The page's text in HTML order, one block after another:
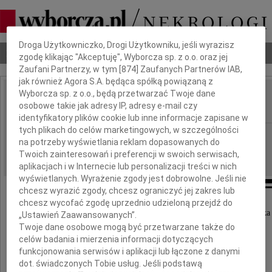
Nekrologi Odeszli Poradnik pogrzebowy
IMIĘ I NAZWISKO: Andrzej Pawlina
REGION: Gdańsk
DATA EMISJI: 13.10.2011
Z głębokim żalem zawiadamiamy, że dnia 10
odszedł nasz kochany Mąż, Tata i Dziadek
Dbamy o Twoją prywatność
Droga Użytkowniczko, Drogi Użytkowniku, jeśli wyrazisz
zgodę klikając "Akceptuję", Wyborcza sp. z o.o. oraz jej
Zaufani Partnerzy, w tym [874 ] Zaufanych Partnerów IAB,
jak również Agora S.A. będąca spółką powiązaną z
Wyborcza sp. z o.o., będą przetwarzać Twoje dane
osobowe takie jak adresy IP, adresy e-mail czy
identyfikatory plików cookie lub inne informacje zapisane w
tych plikach do celów marketingowych, w szczególności
na potrzeby wyświetlania reklam dopasowanych do
Twoich zainteresowań i preferencji w swoich serwisach,
aplikacjach i w Internecie lub personalizacji treści w nich
wyświetlanych. Wyrażenie zgody jest dobrowolne. Jeśli nie
chcesz wyrazić zgody, chcesz ograniczyć jej zakres lub
chcesz wycofać zgodę uprzednio udzieloną przejdź do
„Ustawień Zaawansowanych”.
Twoje dane osobowe mogą być przetwarzane także do
celów badania i mierzenia informacji dotyczących
funkcjonowania serwisów i aplikacji lub łączone z danymi
dot. świadczonych Tobie usług. Jeśli podstawą